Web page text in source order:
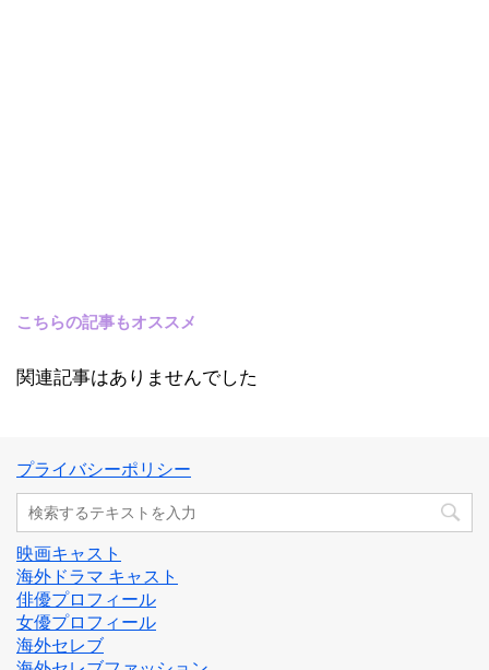
こちらの記事もオススメ
関連記事はありませんでした
プライバシーポリシー
映画キャスト
海外ドラマ キャスト
俳優プロフィール
女優プロフィール
海外セレブ